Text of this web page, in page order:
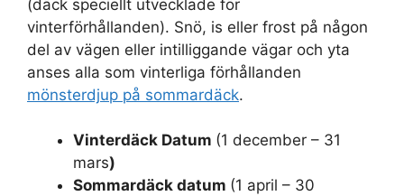
(däck speciellt utvecklade för
vinterförhållanden). Snö, is eller frost på någon
del av vägen eller intilliggande vägar och yta
anses alla som vinterliga förhållanden
mönsterdjup på sommardäck.
Vinterdäck Datum (1 december – 31
mars)
Sommardäck datum (1 april – 30